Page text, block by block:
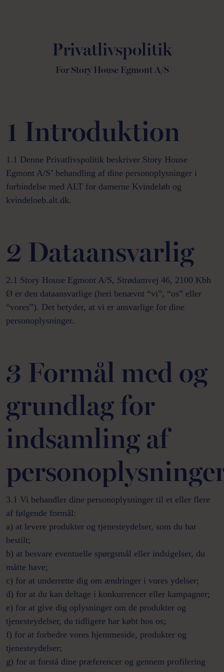
Privatlivspolitik
For Story House Egmont A/S
1 Introduktion
1.1 Denne Privatlivspolitik beskriver Story House
Egmont A/S’ behandling af dine personoplysninger i
forbindelse med ALT for damerne Kvindeløb og
kvindeloeb.alt.dk.
2 Dataansvarlig
2.1 Story House Egmont A/S, Strødamvej 46, 2100 Kbh
Ø er den dataansvarlige (heri benævnt “vi”, “os” eller
“vores”). Det betyder, at vi er ansvarlige for dine
personoplysninger.
3 Formål med og
grundlag for
indsamling af
3.1 Vi behandler dine personoplysninger til et eller flere
af følgende formål:
a) at levere produkter og tjenesteydelser, som du har
bestilt;
b) at besvare eventuelle spørgsmål eller indsigelser, du
måtte have;
c) for at underrette dig om ændringer i vores ydelser;
d) for at du kan deltage i konkurrencer eller kampagner;
e) for at give dig oplysninger om de produkter og
tjenesteydelser, du tidligere har købt hos os;
f) for at forbedre vores hjemmeside, produkter og
tjenesteydelser;
g) for at forstå dine præferencer og gennem profilering